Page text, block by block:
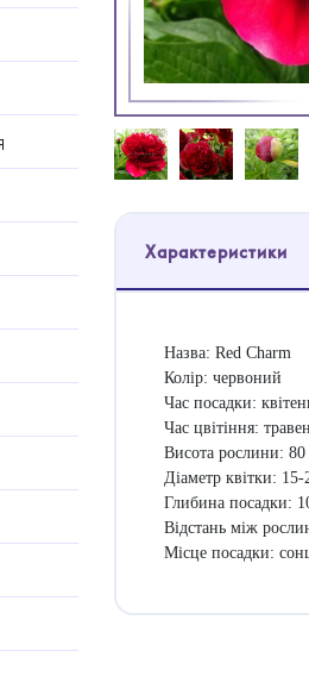
Характеристики
Назва: Red Charm
Колір: червоний
Час посадки:
Час цвітіння:
Висота рослини:
Діаметр квітки:
Глибина посадки:
Відстань між
Місце посадки: